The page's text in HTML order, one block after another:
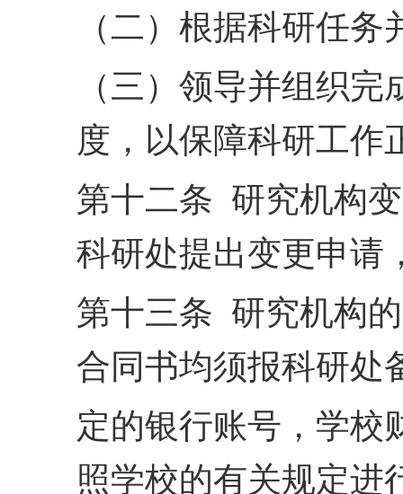
（二）根据科研任
（三）领导并组织
度，以保障科研工作
第十二条 研究机构
科研处提出变更申请
第十三条 研究机构
合同书均须报科研处
定的银行账号，学校
照学校的有关规定进